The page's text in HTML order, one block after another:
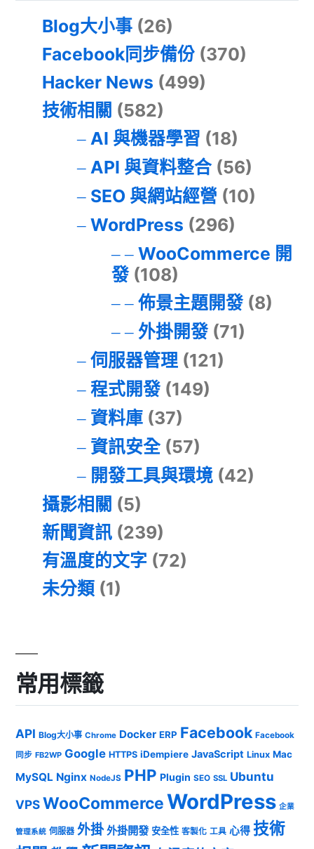
Blog大小事 (26)
Facebook同步備份 (370)
Hacker News (499)
技術相關 (582)
AI 與機器學習 (18)
API 與資料整合(56)
SEO 與網站經營 (10)
WordPress (296)
WooCommerce 開
發(108)
佈景主題開發(8)
外掛開發(71)
伺服器管理(121)
程式開發(149)
資料庫(37)
資訊安全(57)
開發工具與環境(42)
攝影相關 (5)
新聞資訊 (239)
有溫度的文字 (72)
未分類 (1)
常用標籤
API Blog大小事 Chrome Docker ERP Facebook Facebook
同步 FB2WP Google HTTPS iDempiere JavaScript Linux Mac
MySQL Nginx NodeJS PHP Plugin SEO SSL Ubuntu
VPSWooCommerceWordPress 企業
管理系統 伺服器 外掛 外掛開發 安全性 客製化 工具 心得 技術